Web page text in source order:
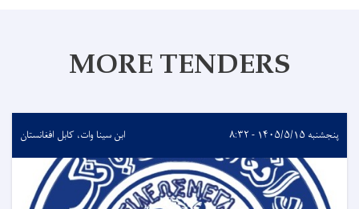
MORE TENDERS
پنجشنبه ۱۴۰۵/۵/۱۵ - ۸:۳۲ ابن سینا وات، کابل افغانستان